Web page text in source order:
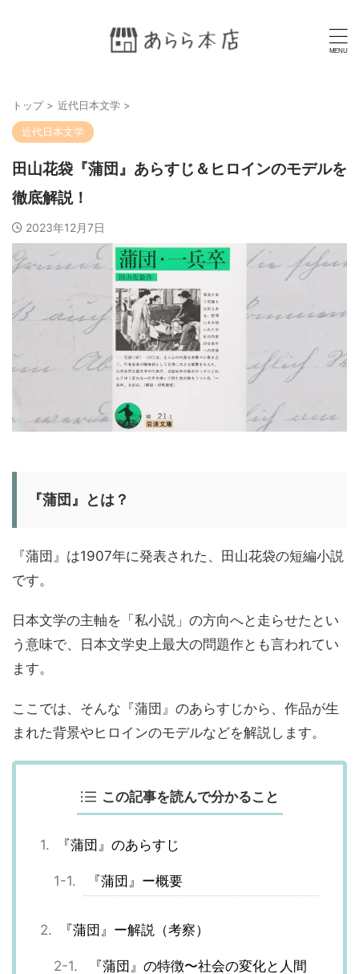
トップ > 近代日本文学 >
近代日本文学
田山花袋『蒲団』あらすじ＆ヒロインのモデルを
徹底解説！
2023年12月7日
『蒲団』とは？
『蒲団』は1907年に発表された、田山花袋の短編小説
です。
日本文学の主軸を「私小説」の方向へと走らせたとい
う意味で、日本文学史上最大の問題作とも言われてい
ます。
ここでは、そんな『蒲団』のあらすじから、作品が生
まれた背景やヒロインのモデルなどを解説します。
この記事を読んで分かること
『蒲団』のあらすじ
『蒲団』ー概要
『蒲団』ー解説（考察）
『蒲団』の特徴〜社会の変化と人間